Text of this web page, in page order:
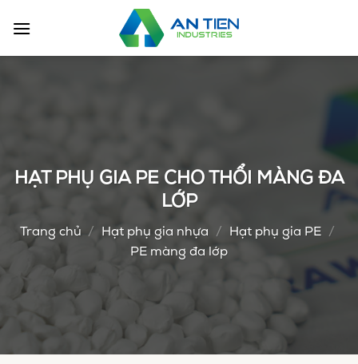
đến
HẠT PHỤ GIA PE CHO THỔI MÀNG ĐA
LỚP
Trang chủ / Hạt phụ gia nhựa / Hạt phụ gia PE
/
PE màng đa lớp